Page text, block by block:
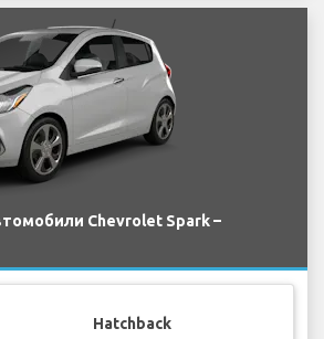
Chevrolet Spark –
Hatchback